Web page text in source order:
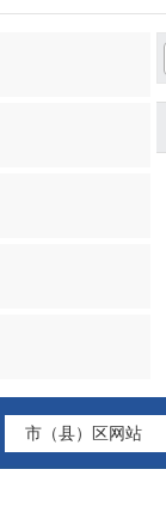
市（县）区网站